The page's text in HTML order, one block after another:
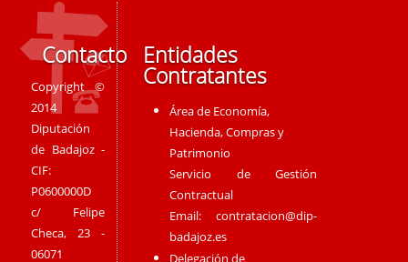
Contacto
Copyright ©
2014
Diputación
de Badajoz -
CIF:
P0600000D
c/ Felipe
Checa, 23 -
06071
Entidades
Contratantes
Área de Economía,
Hacienda, Compras y
Patrimonio
Servicio de Gestión
Contractual
Email:contratacion@dip-
badajoz.es
Delegación de